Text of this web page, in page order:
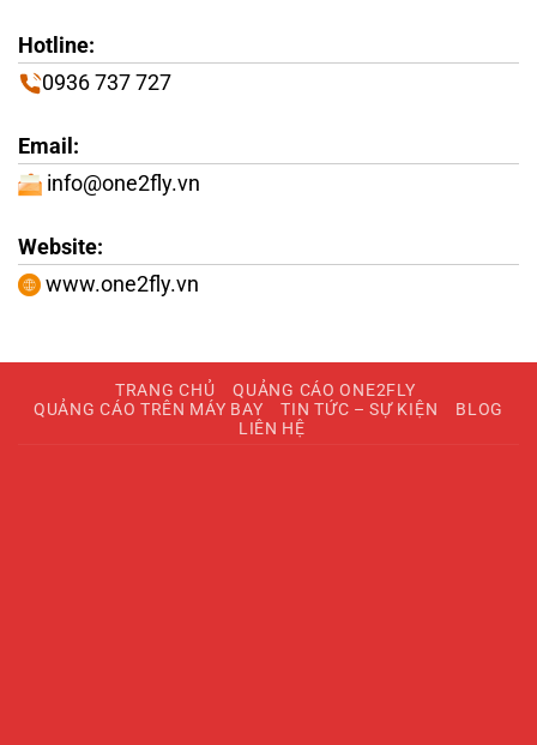
Hotline:
0936 737 727
Email:
info@one2fly.vn
Website:
www.one2fly.vn
TRANG CHỦ
QUẢNG CÁO ONE2FLY
QUẢNG CÁO TRÊN MÁY BAY
TIN TỨC – SỰ KIỆN
BLOG
LIÊN HỆ